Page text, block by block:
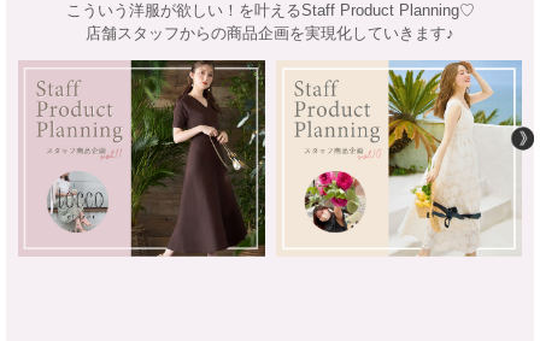
こういう洋服が欲しい！を叶えるStaff Product Planning♡
店舗スタッフからの商品企画を実現化していきます♪